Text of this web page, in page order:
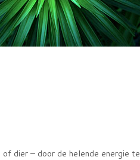
of dier – door de helende energie te